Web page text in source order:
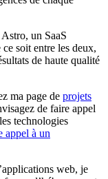
un SaaS
soit entre les deux,
de haute qualité
ma page de projets
de faire appel
technologies
appel à un
web, je